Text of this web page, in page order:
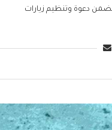
دعوة وتنظيم زيارات